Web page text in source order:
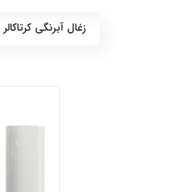
زغال آبرنگی کرتاکالر